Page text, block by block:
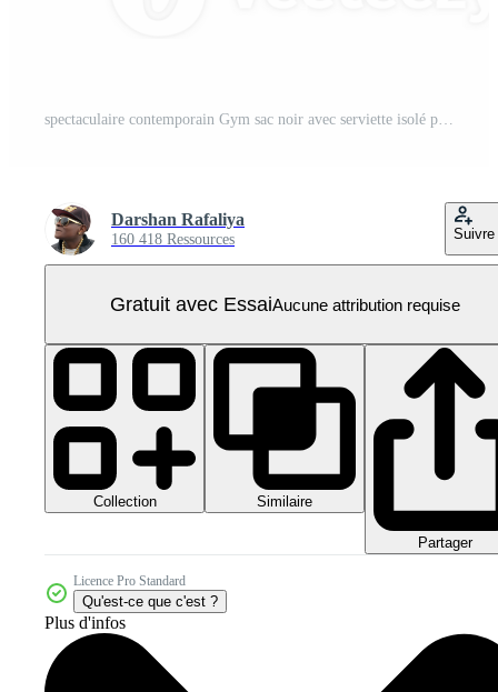
spectaculaire contemporain Gym sac noir avec serviette isolé professionnel PNG Pro
Darshan Rafaliya
160 418 Ressources Suivre
Gratuit avec EssaiAucune attribution requise
Collection Similaire
Partager
Licence Pro Standard
Qu'est-ce que c'est ?
Plus d'infos